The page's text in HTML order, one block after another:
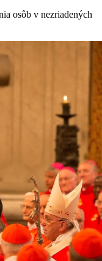
osôb v nezriadených